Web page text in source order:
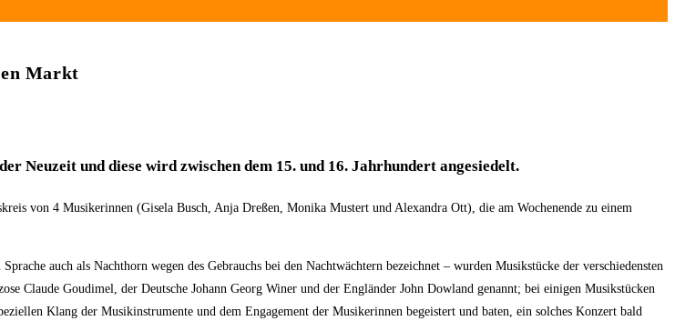
Markt
Neuzeit und diese wird zwischen dem 15. und 16. Jahrhundert angesiedelt.
von 4 Musikerinnen (Gisela Busch, Anja Dreßen, Monika Mustert und Alexandra Ott), die am Wochenende zu einem
auch als Nachthorn wegen des Gebrauchs bei den Nachtwächtern bezeichnet – wurden Musikstücke der verschiedensten
Claude Goudimel, der Deutsche Johann Georg Winer und der Engländer John Dowland genannt; bei einigen Musikstücken
Klang der Musikinstrumente und dem Engagement der Musikerinnen begeistert und baten, ein solches Konzert bald